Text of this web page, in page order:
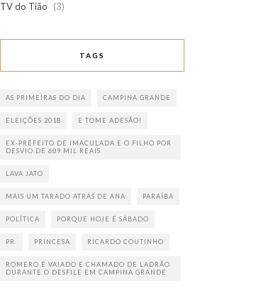
TV do Tião
(3)
TAGS
AS PRIMEIRAS DO DIA CAMPINA GRANDE
ELEIÇÕES 2018 E TOME ADESÃO!
EX-PREFEITO DE IMACULADA E O FILHO POR
DESVIO DE 609 MIL REAIS
LAVA JATO
MAIS UM TARADO ATRÁS DE ANA PARAÍBA
POLÍTICA PORQUE HOJE É SÁBADO
PR. PRINCESA RICARDO COUTINHO
ROMERO É VAIADO E CHAMADO DE LADRÃO
DURANTE O DESFILE EM CAMPINA GRANDE